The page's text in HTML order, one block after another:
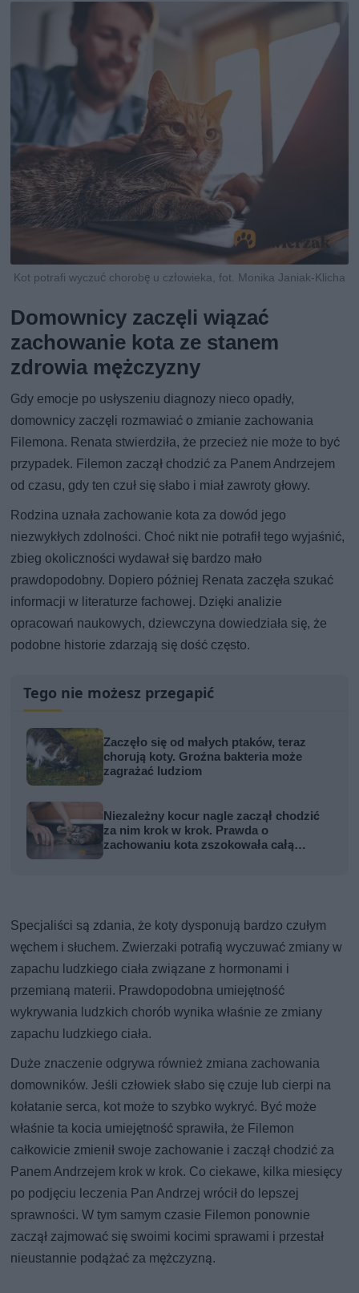
Kot potrafi wyczuć chorobę u człowieka, fot. Monika Janiak-Klicha
Domownicy zaczęli wiązać
zachowanie kota ze stanem
zdrowia mężczyzny
Gdy emocje po usłyszeniu diagnozy nieco opadły,
domownicy zaczęli rozmawiać o zmianie zachowania
Filemona. Renata stwierdziła, że przecież nie może to być
przypadek. Filemon zaczął chodzić za Panem Andrzejem
od czasu, gdy ten czuł się słabo i miał zawroty głowy.
Rodzina uznała zachowanie kota za dowód jego
niezwykłych zdolności. Choć nikt nie potrafił tego wyjaśnić,
zbieg okoliczności wydawał się bardzo mało
prawdopodobny. Dopiero później Renata zaczęła szukać
informacji w literaturze fachowej. Dzięki analizie
opracowań naukowych, dziewczyna dowiedziała się, że
podobne historie zdarzają się dość często.
Tego nie możesz przegapić
Zaczęło się od małych ptaków, teraz
chorują koty. Groźna bakteria może
zagrażać ludziom
Niezależny kocur nagle zaczął chodzić
za nim krok w krok. Prawda o
zachowaniu kota zszokowała całą
Specjaliści są zdania, że koty dysponują bardzo czułym
węchem i słuchem. Zwierzaki potrafią wyczuwać zmiany w
zapachu ludzkiego ciała związane z hormonami i
przemianą materii. Prawdopodobna umiejętność
wykrywania ludzkich chorób wynika właśnie ze zmiany
zapachu ludzkiego ciała.
Duże znaczenie odgrywa również zmiana zachowania
domowników. Jeśli człowiek słabo się czuje lub cierpi na
kołatanie serca, kot może to szybko wykryć. Być może
właśnie ta kocia umiejętność sprawiła, że Filemon
całkowicie zmienił swoje zachowanie i zaczął chodzić za
Panem Andrzejem krok w krok. Co ciekawe, kilka miesięcy
po podjęciu leczenia Pan Andrzej wrócił do lepszej
sprawności. W tym samym czasie Filemon ponownie
zaczął zajmować się swoimi kocimi sprawami i przestał
nieustannie podążać za mężczyzną.